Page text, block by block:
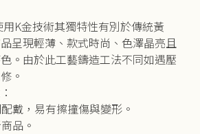
K金技術其獨特性有別於傳統黃
呈現輕薄、款式時尚、色澤晶亮且
。由於此工藝鑄造工法不同如遇壓
。
戴，易有擦撞傷與變形。
品。